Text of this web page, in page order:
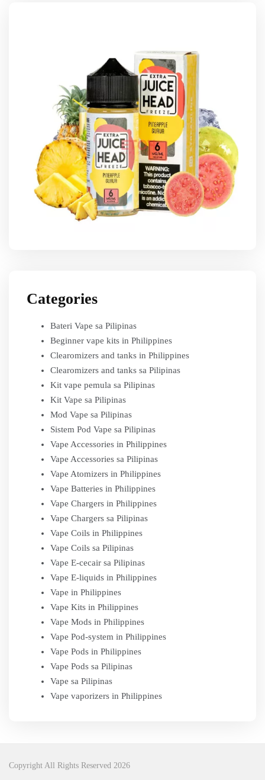
Categories
Bateri Vape sa Pilipinas
Beginner vape kits in Philippines
Clearomizers and tanks in Philippines
Clearomizers and tanks sa Pilipinas
Kit vape pemula sa Pilipinas
Kit Vape sa Pilipinas
Mod Vape sa Pilipinas
Sistem Pod Vape sa Pilipinas
Vape Accessories in Philippines
Vape Accessories sa Pilipinas
Vape Atomizers in Philippines
Vape Batteries in Philippines
Vape Chargers in Philippines
Vape Chargers sa Pilipinas
Vape Coils in Philippines
Vape Coils sa Pilipinas
Vape E-cecair sa Pilipinas
Vape E-liquids in Philippines
Vape in Philippines
Vape Kits in Philippines
Vape Mods in Philippines
Vape Pod-system in Philippines
Vape Pods in Philippines
Vape Pods sa Pilipinas
Vape sa Pilipinas
Vape vaporizers in Philippines
Copyright All Rights Reserved 2026